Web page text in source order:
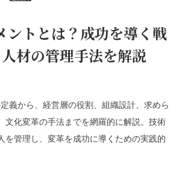
ジン
ントとは？成功を導く戦
材の管理手法を解説
義から、経営層の役割、組織設計、求めら
文化変革の手法までを網羅的に解説。技術
を管理し、変革を成功に導くための実践的